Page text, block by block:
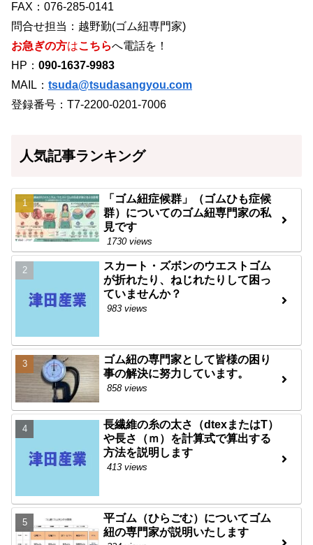
FAX：076-285-0141
問合せ担当：越野勤(ゴム紐専門家)
お急ぎの方はこちらへ電話を！
HP： 090-1637-9983
MAIL： tsuda@tsudasangyou.com
登録番号：T7-2200-0201-7006
人気記事ランキング
「ゴム紐症候群」（ゴムひも症候
群）についてのゴム紐専門家の私
見です
1730 views
スカート・ズボンのウエストゴム
が折れたり、ねじれたりして困っ
ていませんか？
983 views
ゴム紐の専門家として皆様の困り
事の解決に努力しています。
858 views
長繊維の糸の太さ（dtexまたはT）
や長さ（ｍ）を計算式で算出する
方法を説明します
413 views
平ゴム（ひらごむ）についてゴム
紐の専門家が説明いたします